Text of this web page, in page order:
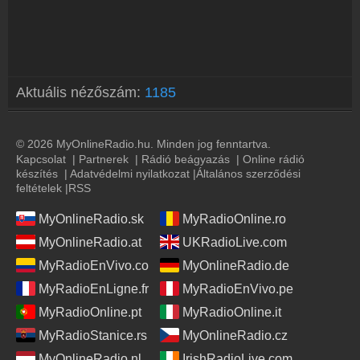
Aktuális nézőszám: 1185
© 2026 MyOnlineRadio.hu. Minden jog fenntartva.
Kapcsolat | Partnerek | Rádió beágyazás | Online rádió
készítés | Adatvédelmi nyilatkozat |Általános szerződési
feltételek |RSS
MyOnlineRadio.sk
MyRadioOnline.ro
MyOnlineRadio.at
UKRadioLive.com
MyRadioEnVivo.co
MyOnlineRadio.de
MyRadioEnLigne.fr
MyRadioEnVivo.pe
MyRadioOnline.pt
MyRadioOnline.it
MyRadioStanice.rs
MyOnlineRadio.cz